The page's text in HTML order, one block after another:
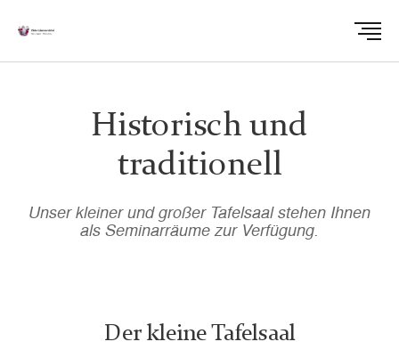
Historisch und
traditionell
Unser kleiner und großer Tafelsaal stehen Ihnen
als Seminarräume zur Verfügung.
Der kleine Tafelsaal